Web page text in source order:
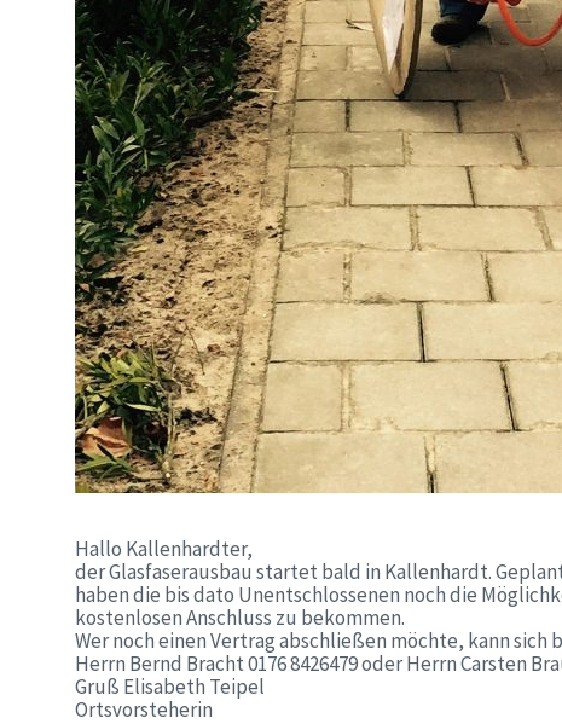
Hallo Kallenhardter,
der Glasfaserausbau startet bald in Kallenhardt.
haben die bis dato Unentschlossenen noch die
kostenlosen Anschluss zu bekommen.
Wer noch einen Vertrag abschließen möchte, kann sich
Herrn Bernd Bracht 0176 8426479 oder Herrn Carsten
Gruß Elisabeth Teipel
Ortsvorsteherin